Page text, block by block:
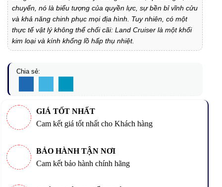
chuyển, nó là biểu tượng của quyền lực, sự bền bỉ vĩnh cửu
và khả năng chinh phục mọi địa hình. Tuy nhiên, có một
thực tế vật lý không thể chối cãi: Land Cruiser là một khối
kim loại và kính khổng lồ hấp thụ nhiệt.
Chia sẻ:
GIÁ TỐT NHẤT
Cam kết giá tốt nhất cho Khách hàng
BẢO HÀNH TẬN NƠI
Cam kết bảo hành chính hãng